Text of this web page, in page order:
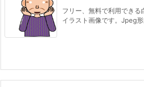
フリー、無料で利用でき
イラスト画像です。Jpeg